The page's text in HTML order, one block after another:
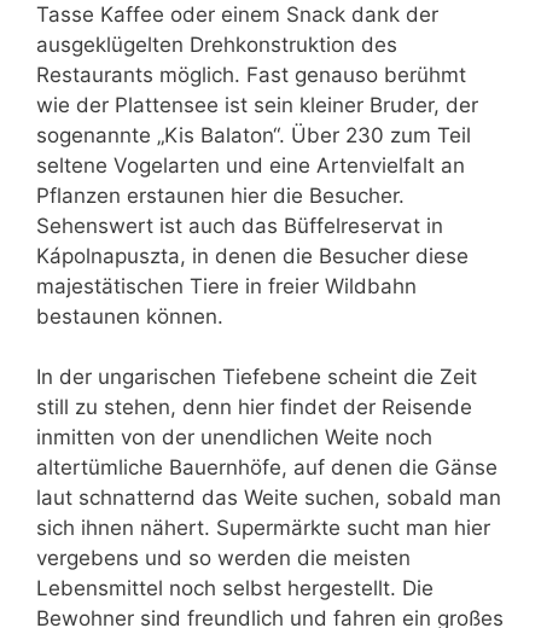
Tasse Kaffee oder einem Snack dank der
ausgeklügelten Drehkonstruktion des
Restaurants möglich. Fast genauso berühmt
wie der Plattensee ist sein kleiner Bruder, der
sogenannte „Kis Balaton“. Über 230 zum Teil
seltene Vogelarten und eine Artenvielfalt an
Pflanzen erstaunen hier die Besucher.
Sehenswert ist auch das Büffelreservat in
Kápolnapuszta, in denen die Besucher diese
majestätischen Tiere in freier Wildbahn
bestaunen können.
In der ungarischen Tiefebene scheint die Zeit
still zu stehen, denn hier findet der Reisende
inmitten von der unendlichen Weite noch
altertümliche Bauernhöfe, auf denen die Gänse
laut schnatternd das Weite suchen, sobald man
sich ihnen nähert. Supermärkte sucht man hier
vergebens und so werden die meisten
Lebensmittel noch selbst hergestellt. Die
Bewohner sind freundlich und fahren ein großes